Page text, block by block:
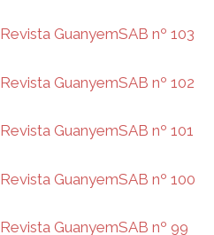
Revista GuanyemSAB nº 103
Revista GuanyemSAB nº 102
Revista GuanyemSAB nº 101
Revista GuanyemSAB nº 100
Revista GuanyemSAB nº 99